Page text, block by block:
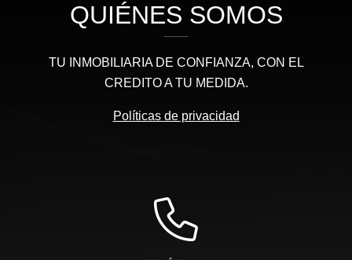
QUIÉNES SOMOS
TU INMOBILIARIA DE CONFIANZA, CON EL
CREDITO A TU MEDIDA.
Políticas de privacidad